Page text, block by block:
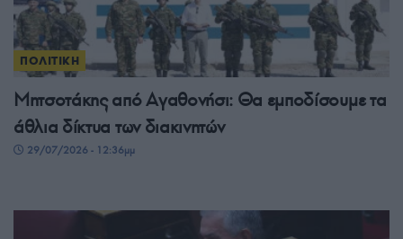
ΠΟΛΙΤΙΚΗ
Μητσοτάκης από Αγαθονήσι: Θα εμποδίσουμε τα
άθλια δίκτυα των διακινητών
29/07/2026 - 12:36μμ